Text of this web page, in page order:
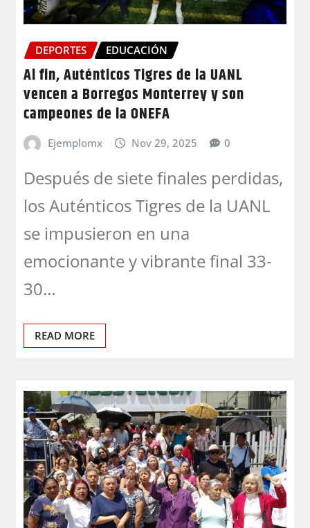
DEPORTES EDUCACIÓN
Al fin, Auténticos Tigres de la UANL
vencen a Borregos Monterrey y son
campeones de la ONEFA
Ejemplomx Nov 29, 2025 0
Después de siete finales perdidas,
los Auténticos Tigres de la UANL
se impusieron en una
emocionante y vibrante final 33-
30…
READ MORE